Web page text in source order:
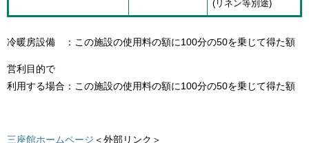
(リネン等別途)
冷暖房設備 ：この施設の使用料の額に100分の50を乗じて得た額
営利目的で
利用する場合：この施設の使用料の額に100分の50を乗じて得た額
三座館ホームページ ＜外部リンク＞